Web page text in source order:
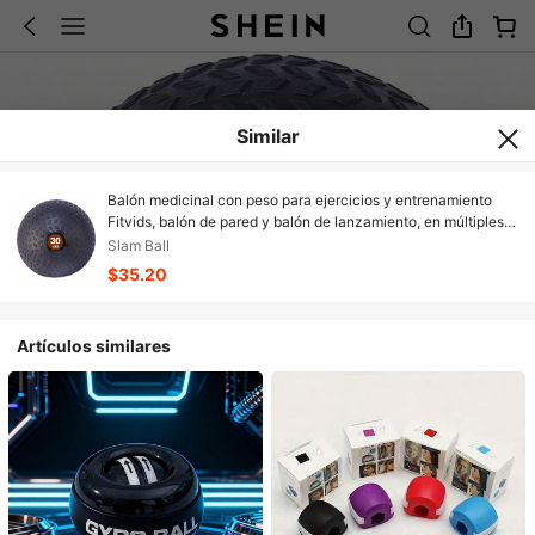
Similar
Balón medicinal con peso para ejercicios y entrenamiento
Fitvids, balón de pared y balón de lanzamiento, en múltiples
estilos y tamaños
Slam Ball
$35.20
Artículos similares